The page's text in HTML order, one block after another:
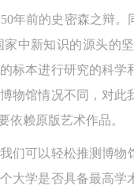
年前的史密森之辩
中新知识的源头的
标本进行研究的科
物馆情况不同，对
依赖原版艺术作品。
们可以轻松推测博
大学是否具备最高
术馆将不承担相应的责
织规定进行协商和赔偿
动时应当在美术馆工作
原因在使用相应绘画工
他人及造成相应工具、
术馆将不承担相应的责
织规定进行协商和赔偿
动时应当在美术馆工作
原因在使用相应绘画工
他人及造成相应工具、
术馆将不承担相应的责
织规定进行协商和赔偿
动时应当在美术馆工作
原因在使用相应绘画工
他人及造成相应工具、